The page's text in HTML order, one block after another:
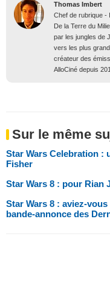
Thomas Imbert
Chef de rubrique -
De la Terre du
par les jungles de
vers les plus
créateur des
AlloCiné depuis
Sur le même
Star Wars Celebration :
Fisher
Star Wars 8 : pour Rian
Star Wars 8 : aviez-
bande-annonce des